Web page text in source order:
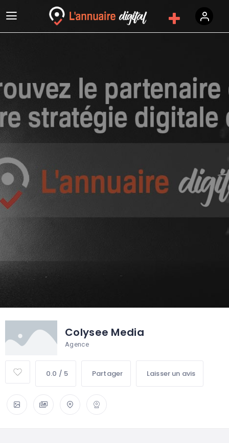
Colysee Media
Agence
0.0 / 5 Partager Laisser un avis